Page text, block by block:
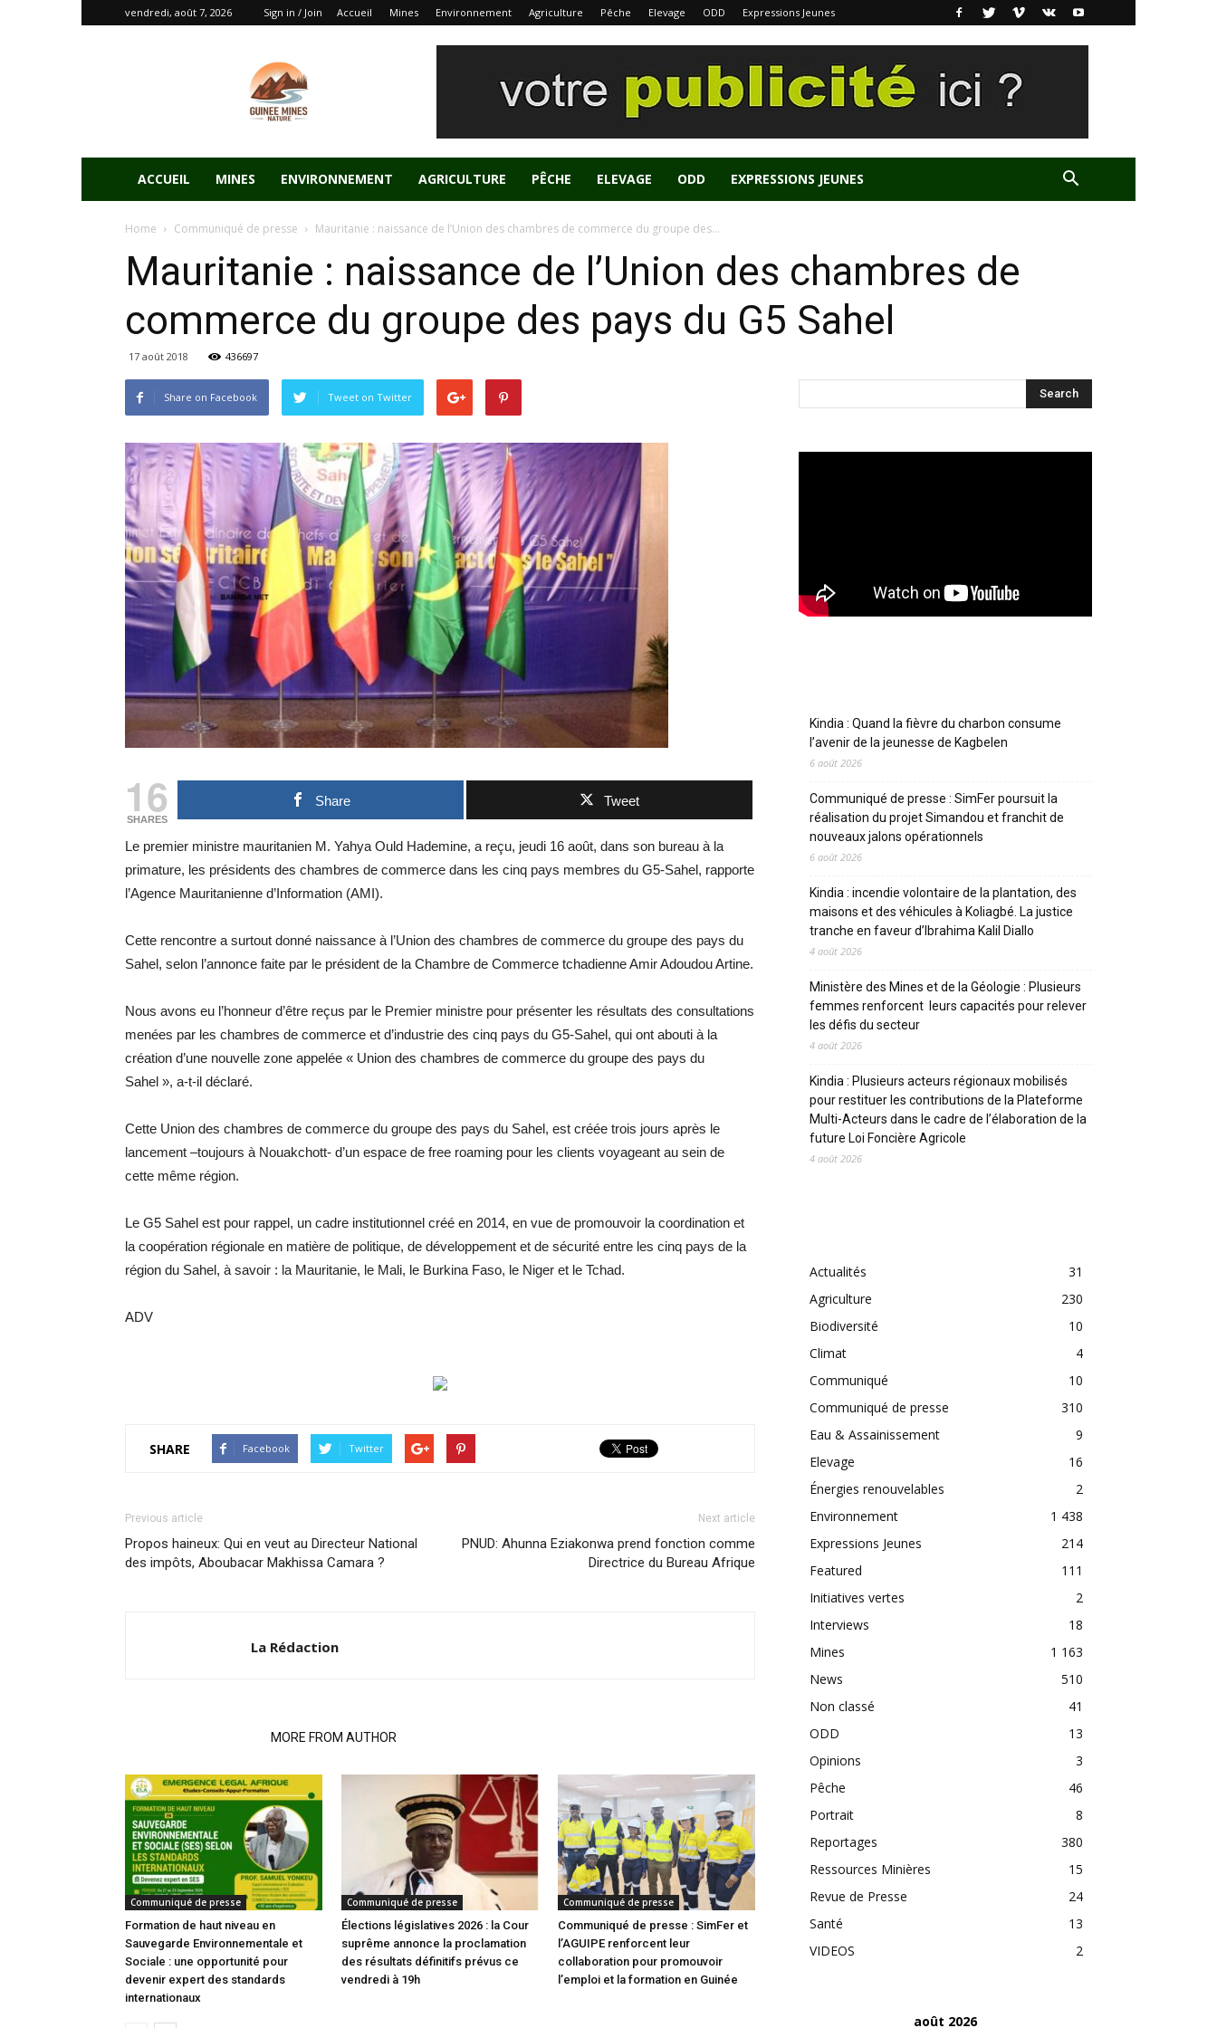
vendredi, août 7, 2026 Sign in / Join Accueil Mines Environnement Agriculture Pêche Elevage ODD Expressions Jeunes
ACCUEIL MINES ENVIRONNEMENT AGRICULTURE PÊCHE ELEVAGE ODD EXPRESSIONS JEUNES
Home Communiqué de presse Mauritanie : naissance de l’Union des chambres de commerce du groupe des...
Mauritanie : naissance de l’Union des chambres de
commerce du groupe des pays du G5 Sahel
17 août 2018 436697
Share on Facebook Tweet on Twitter
16
SHARES
Share Tweet
Le premier ministre mauritanien M. Yahya Ould Hademine, a reçu, jeudi 16 août, dans son bureau à la
primature, les présidents des chambres de commerce dans les cinq pays membres du G5-Sahel, rapporte
l’Agence Mauritanienne d’Information (AMI).
Cette rencontre a surtout donné naissance à l’Union des chambres de commerce du groupe des pays du
Sahel, selon l’annonce faite par le président de la Chambre de Commerce tchadienne Amir Adoudou Artine.
Nous avons eu l’honneur d’être reçus par le Premier ministre pour présenter les résultats des consultations
menées par les chambres de commerce et d’industrie des cinq pays du G5-Sahel, qui ont abouti à la
création d’une nouvelle zone appelée « Union des chambres de commerce du groupe des pays du
Sahel », a-t-il déclaré.
Cette Union des chambres de commerce du groupe des pays du Sahel, est créée trois jours après le
lancement –toujours à Nouakchott- d’un espace de free roaming pour les clients voyageant au sein de
cette même région.
Le G5 Sahel est pour rappel, un cadre institutionnel créé en 2014, en vue de promouvoir la coordination et
la coopération régionale en matière de politique, de développement et de sécurité entre les cinq pays de la
région du Sahel, à savoir : la Mauritanie, le Mali, le Burkina Faso, le Niger et le Tchad.
ADV
SHARE Facebook Twitter
Previous article
Propos haineux: Qui en veut au Directeur National
des impôts, Aboubacar Makhissa Camara ?
Next article
PNUD: Ahunna Eziakonwa prend fonction comme
Directrice du Bureau Afrique
La Rédaction
MORE FROM AUTHOR
Communiqué de presse
Formation de haut niveau en
Sauvegarde Environnementale et
Sociale : une opportunité pour
devenir expert des standards
internationaux
Communiqué de presse
Élections législatives 2026 : la Cour
suprême annonce la proclamation
des résultats définitifs prévus ce
vendredi à 19h
Communiqué de presse
Communiqué de presse : SimFer et
l’AGUIPE renforcent leur
collaboration pour promouvoir
l’emploi et la formation en Guinée
Kindia : Quand la fièvre du charbon consume
l’avenir de la jeunesse de Kagbelen
6 août 2026
Communiqué de presse : SimFer poursuit la
réalisation du projet Simandou et franchit de
nouveaux jalons opérationnels
6 août 2026
Kindia : incendie volontaire de la plantation, des
maisons et des véhicules à Koliagbé. La justice
tranche en faveur d’Ibrahima Kalil Diallo
4 août 2026
Ministère des Mines et de la Géologie : Plusieurs
femmes renforcent leurs capacités pour relever
les défis du secteur
4 août 2026
Kindia : Plusieurs acteurs régionaux mobilisés
pour restituer les contributions de la Plateforme
Multi-Acteurs dans le cadre de l’élaboration de la
future Loi Foncière Agricole
4 août 2026
Actualités
31
Agriculture
230
Biodiversité
10
Climat
4
Communiqué
10
Communiqué de presse
310
Eau & Assainissement
9
Elevage
16
Énergies renouvelables
2
Environnement
1 438
Expressions Jeunes
214
Featured
111
Initiatives vertes
2
Interviews
18
Mines
1 163
News
510
Non classé
41
ODD
13
Opinions
3
Pêche
46
Portrait
8
Reportages
380
Ressources Minières
15
Revue de Presse
24
Santé
13
VIDEOS
2
août 2026